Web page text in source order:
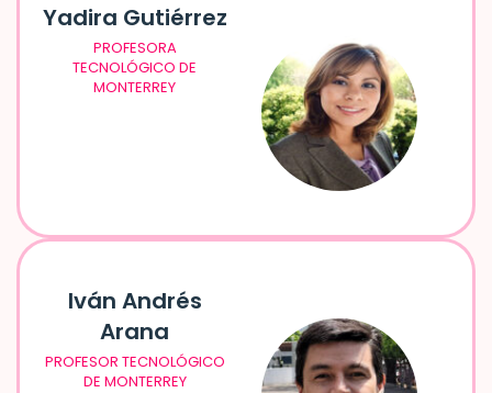
Yadira Gutiérrez
PROFESORA
TECNOLÓGICO DE
MONTERREY
Iván Andrés
Arana
PROFESOR TECNOLÓGICO
DE MONTERREY